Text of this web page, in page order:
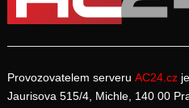
Provozovatelem serveru AC24.cz
Jaurisova 515/4, Michle, 140 00